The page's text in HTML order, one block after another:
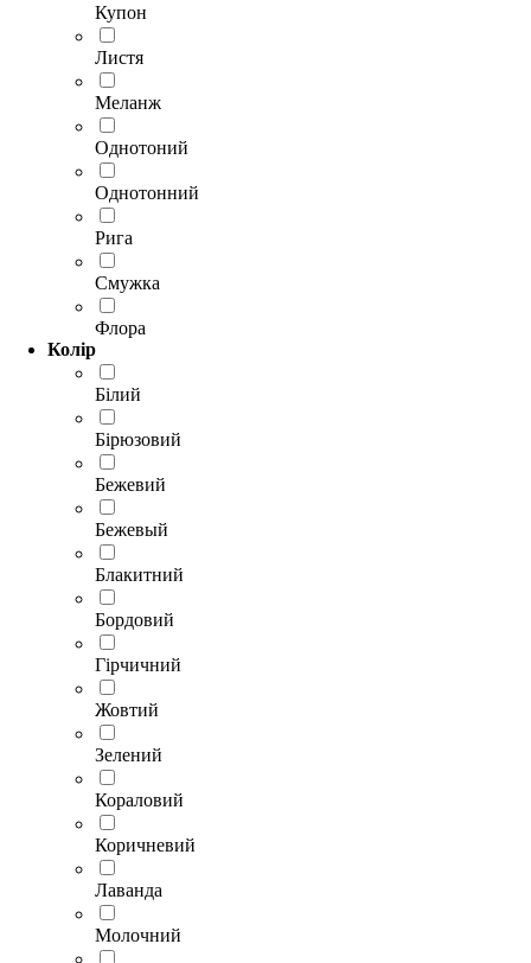
Купон
Листя
Меланж
Однотоний
Однотонний
Рига
Смужка
Флора
Колір
Білий
Бірюзовий
Бежевий
Бежевый
Блакитний
Бордовий
Гірчичний
Жовтий
Зелений
Кораловий
Коричневий
Лаванда
Молочний